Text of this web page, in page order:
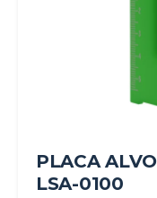
PLACA
LSA-0100